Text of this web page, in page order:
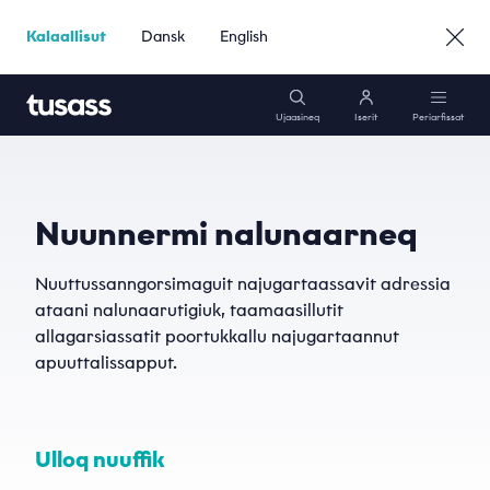
Kalaallisut Dansk English
Ujaasineq Iserit Periarfissat
Interneti
Suliffeqarfinnut »
Nuunnermi nalunaarneq
Nuuttussanngorsimaguit najugartaassavit adressia
ataani nalunaarutigiuk, taamaasillutit
allagarsiassatit poortukkallu najugartaannut
apuuttalissapput.
Ulloq nuuffik
Emaili